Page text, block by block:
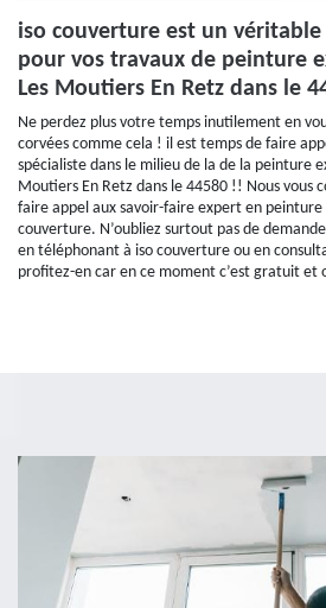
iso couverture est un
pour vos travaux de peinture
Les Moutiers En Retz dans le
Ne perdez plus votre temps inutilement en
corvées comme cela ! il est temps de faire
spécialiste dans le milieu de la de la peinture
Moutiers En Retz dans le 44580 !! Nous vous
faire appel aux savoir-faire expert en
couverture. N’oubliez surtout pas de
en téléphonant à iso couverture ou en
profitez-en car en ce moment c’est gratuit et